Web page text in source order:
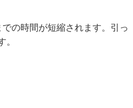
の時間が短縮されます。引っ